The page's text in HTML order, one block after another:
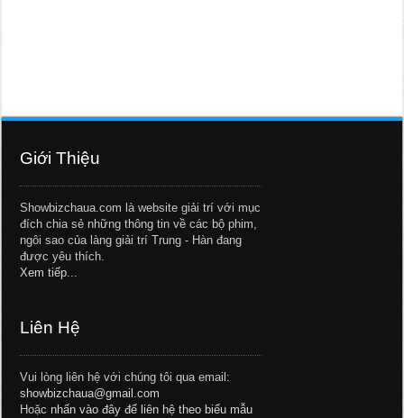
Giới Thiệu
Showbizchaua.com là website giải trí với mục
đích chia sẻ những thông tin về các bộ phim,
ngôi sao của làng giải trí Trung - Hàn đang
được yêu thích.
Xem tiếp...
Liên Hệ
Vui lòng liên hệ với chúng tôi qua email:
showbizchaua@gmail.com
Hoặc nhấn vào đây để liên hệ theo biểu mẫu